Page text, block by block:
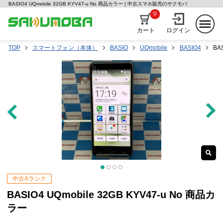
BASIO4 UQmobile 32GB KYV47-u No 商品カラー | 中古スマホ販売のサクモバ
カート
0
ログイン
TOP スマートフォン（本体） BASIO UQmobile BASIO4
中古Aランク
BASIO4 UQmobile 32GB KYV47-u No 商品カ
ラー